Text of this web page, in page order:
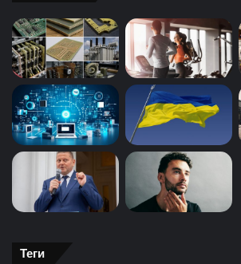
Теги